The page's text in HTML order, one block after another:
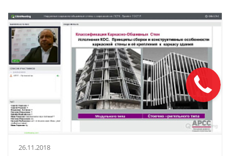
26.11.2018